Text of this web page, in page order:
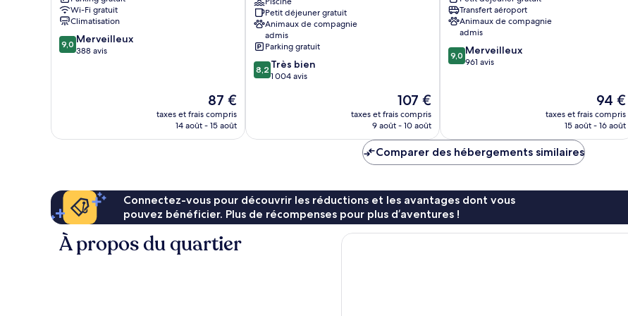
Wi-Fi gratuit
Climatisation
9.0
sur
9,0 Merveilleux
388 avis
Le
nouveau
prix
87 €
taxes et frais compris
14 août - 15 août
by
Wyndham
Durant
Durant
Petit déjeuner gratuit
Animaux de compagnie
admis
Parking gratuit
8.2
sur
8,2 Très bien
1 004 avis
Le
nouveau
prix
de
107 €
107 €
taxes et frais compris
9 août - 10 août
Ardmore
Transfert aéroport
Animaux de compagnie
admis
9.0
sur
9,0 Merveilleux
961 avis
Le
nouveau
prix
94 €
taxes et frais compris
15 août - 16 août
Comparer des hébergements similaires
Connectez-vous pour découvrir les réductions et les avantages dont vous
pouvez bénéficier. Plus de récompenses pour plus d’aventures !
À propos du quartier